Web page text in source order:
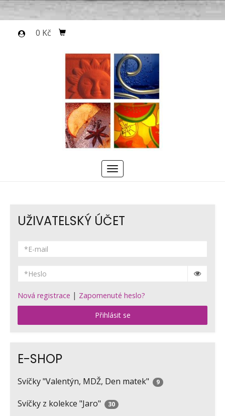
0 Kč
Menu
UŽIVATELSKÝ ÚČET
Nová registrace | Zapomenuté heslo?
Přihlásit se
E-SHOP
Svíčky "Valentýn, MDŽ, Den matek" 9
Svíčky z kolekce "Jaro" 30